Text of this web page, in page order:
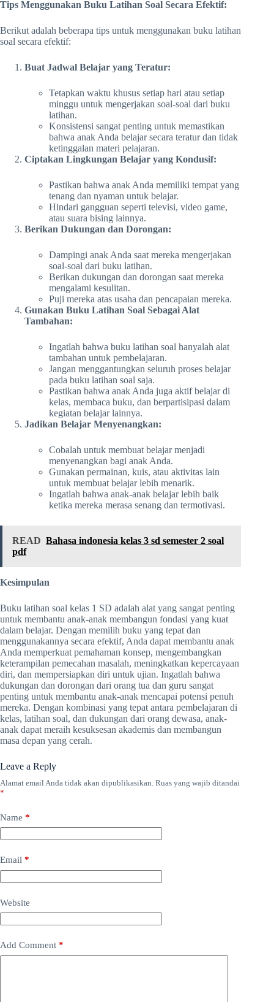
Tips Menggunakan Buku Latihan Soal Secara Efektif:
Berikut adalah beberapa tips untuk menggunakan buku latihan
soal secara efektif:
Buat Jadwal Belajar yang Teratur:
Tetapkan waktu khusus setiap hari atau setiap
minggu untuk mengerjakan soal-soal dari buku
latihan.
Konsistensi sangat penting untuk memastikan
bahwa anak Anda belajar secara teratur dan tidak
ketinggalan materi pelajaran.
Ciptakan Lingkungan Belajar yang Kondusif:
Pastikan bahwa anak Anda memiliki tempat yang
tenang dan nyaman untuk belajar.
Hindari gangguan seperti televisi, video game,
atau suara bising lainnya.
Berikan Dukungan dan Dorongan:
Dampingi anak Anda saat mereka mengerjakan
soal-soal dari buku latihan.
Berikan dukungan dan dorongan saat mereka
mengalami kesulitan.
Puji mereka atas usaha dan pencapaian mereka.
Gunakan Buku Latihan Soal Sebagai Alat
Tambahan:
Ingatlah bahwa buku latihan soal hanyalah alat
tambahan untuk pembelajaran.
Jangan menggantungkan seluruh proses belajar
pada buku latihan soal saja.
Pastikan bahwa anak Anda juga aktif belajar di
kelas, membaca buku, dan berpartisipasi dalam
kegiatan belajar lainnya.
Jadikan Belajar Menyenangkan:
Cobalah untuk membuat belajar menjadi
menyenangkan bagi anak Anda.
Gunakan permainan, kuis, atau aktivitas lain
untuk membuat belajar lebih menarik.
Ingatlah bahwa anak-anak belajar lebih baik
ketika mereka merasa senang dan termotivasi.
READ Bahasa indonesia kelas 3 sd semester 2 soal
pdf
Kesimpulan
Buku latihan soal kelas 1 SD adalah alat yang sangat penting
untuk membantu anak-anak membangun fondasi yang kuat
dalam belajar. Dengan memilih buku yang tepat dan
menggunakannya secara efektif, Anda dapat membantu anak
Anda memperkuat pemahaman konsep, mengembangkan
keterampilan pemecahan masalah, meningkatkan kepercayaan
diri, dan mempersiapkan diri untuk ujian. Ingatlah bahwa
dukungan dan dorongan dari orang tua dan guru sangat
penting untuk membantu anak-anak mencapai potensi penuh
mereka. Dengan kombinasi yang tepat antara pembelajaran di
kelas, latihan soal, dan dukungan dari orang dewasa, anak-
anak dapat meraih kesuksesan akademis dan membangun
masa depan yang cerah.
Leave a Reply
Alamat email Anda tidak akan dipublikasikan. Ruas yang wajib ditandai
*
Name *
Email *
Website
Add Comment *